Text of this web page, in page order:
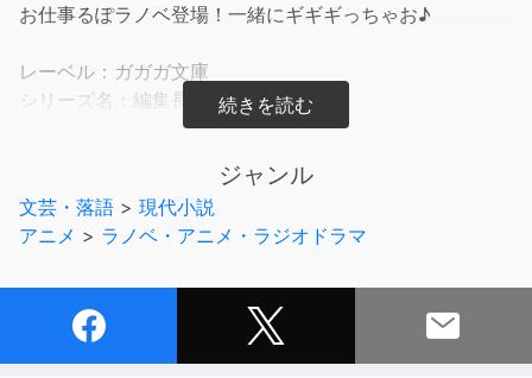
お仕事るぽラノベ登場！一緒にギギギっちゃお♪
レーベル：ガガガ文庫
シリーズ名：編集長殺し
(C)Ougyo Kawagishi (P)小学館
ジャンル
文芸・落語 > 現代小説
アニメ > ラノベ・アニメ・ラジオドラマ